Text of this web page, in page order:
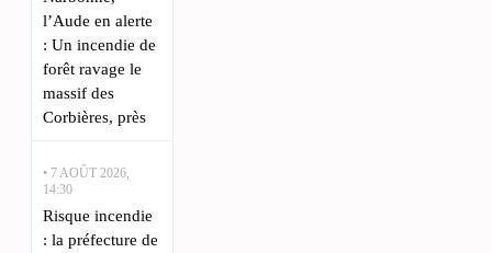
l’Aude en alerte
: Un incendie de
forêt ravage le
massif des
Corbières, près
• 7 AOÛT 2026,
14:30
Risque incendie
: la préfecture de